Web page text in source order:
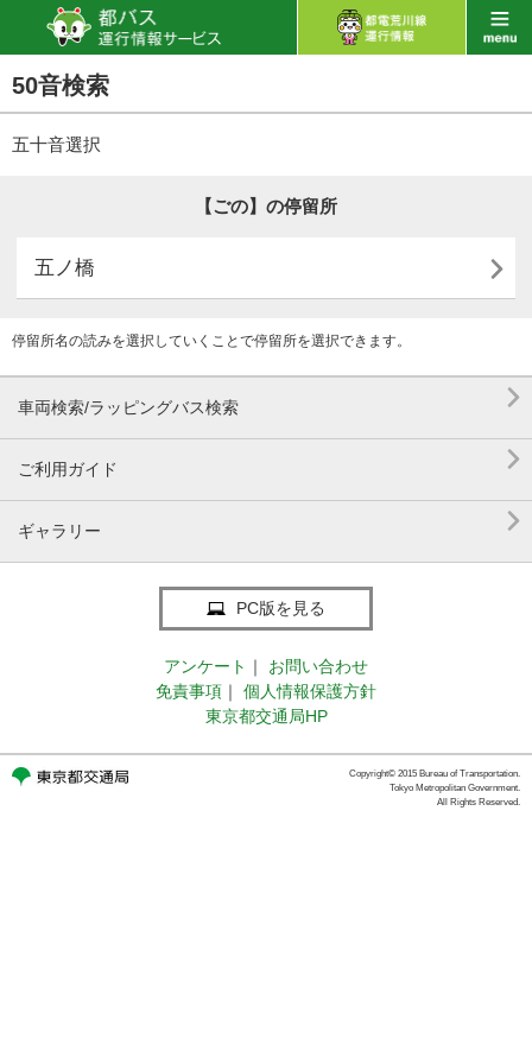
50音検索
五十音選択
【ごの】の停留所
五ノ橋 
停留所名の読みを選択していくことで停留所を選択できます。
車両検索/ラッピングバス検索 
ご利用ガイド 
ギャラリー 
PC版を見る
アンケート ｜
お問い合わせ
免責事項 ｜
個人情報保護方針
東京都交通局HP
Copyright© 2015 Bureau of Transportation.
Tokyo Metropolitan Government.
All Rights Reserved.